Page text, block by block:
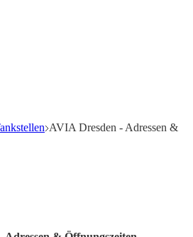
AVIA Dresden - Adressen &